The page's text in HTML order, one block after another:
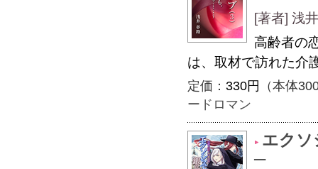
[著者] 浅
高齢者の
は、取材で訪れた
定価： 330円
（本体
ードロマン
エクソ
─